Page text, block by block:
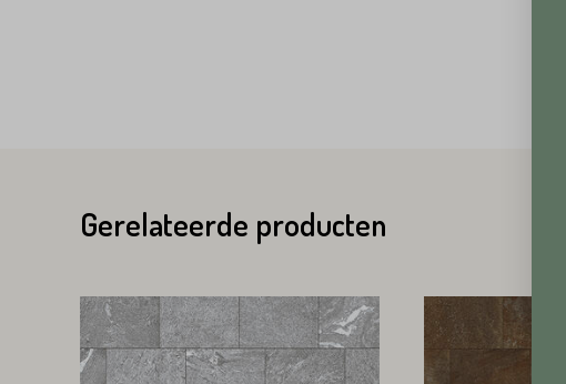
Gerelateerde producten
Huisnummer*
Straat*